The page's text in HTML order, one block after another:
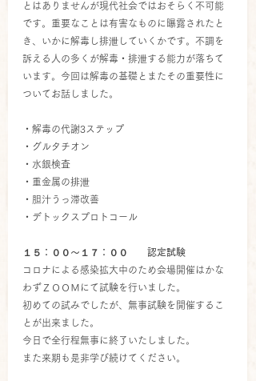
とはありませんが現代社会ではおそらく不可能
です。重要なことは有害なものに曝露されたと
き、いかに解毒し排泄していくかです。不調を
訴える人の多くが解毒・排泄する能力が落ちて
います。今回は解毒の基礎とまたその重要性に
ついてお話しました。
・解毒の代謝3ステップ
・グルタチオン
・水銀検査
・重金属の排泄
・胆汁うっ滞改善
・デトックスプロトコール
１５：００～１７：００　　認定試験
コロナによる感染拡大中のため会場開催はかな
わずＺＯＯＭにて試験を行いました。
初めての試みでしたが、無事試験を開催するこ
とが出来ました。
今日で全行程無事に終了いたしました。
また来期も是非学び続けてください。